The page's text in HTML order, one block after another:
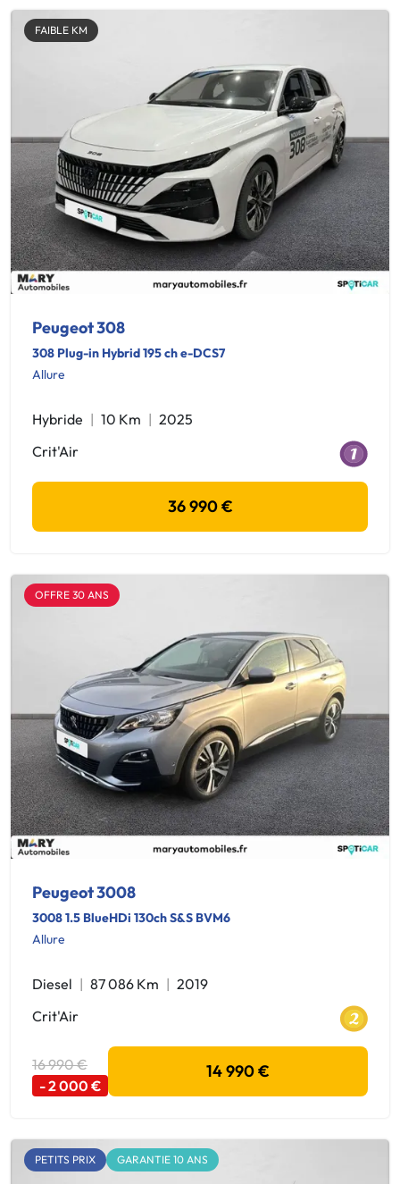
FAIBLE KM
Peugeot 308
308 Plug-in Hybrid 195 ch e-DCS7
Allure
Hybride 10 Km
2025
Crit'Air
36 990 €
OFFRE 30 ANS
Peugeot 3008
3008 1.5 BlueHDi 130ch S&S BVM6
Allure
Diesel 87 086 Km
2019
Crit'Air
16 990 €
- 2 000 €
14 990 €
PETITS PRIX GARANTIE 10 ANS